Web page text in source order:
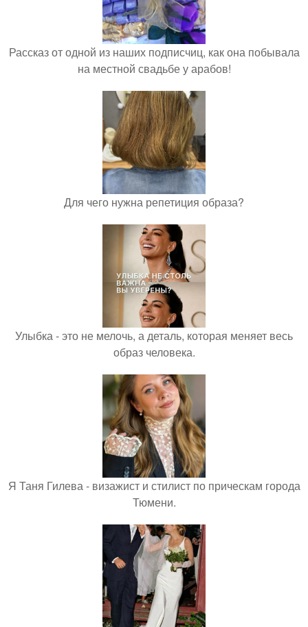
Рассказ от одной из наших подписчиц, как она побывала
на местной свадьбе у арабов!
Для чего нужна репетиция образа?
Улыбка - это не мелочь, а деталь, которая меняет весь
образ человека.
Я Таня Гилева - визажист и стилист по прическам города
Тюмени.